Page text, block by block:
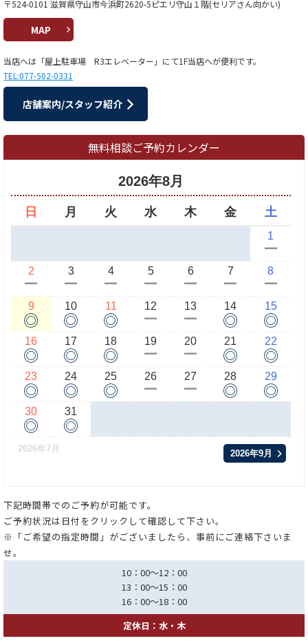
〒524-0101 滋賀県守山市今浜町2620-5ピエリ守山１階(セリアさん向かい)
MAP
当店へは「屋上駐車場 R3エレベーター」にて1F当店へが便利です。
TEL:077-502-0331
店舗案内/スタッフ紹介
無料相談ご予約カレンダー
2026年8月
日 月 火 水 木 金 土
1
ー
2
ー
3
ー
4
ー
5
ー
6
ー
7
ー
8
ー
9
◎
10
◎
11
◎
12
ー
13
ー
14
◎
15
◎
16
◎
17
◎
18
◎
19
ー
20
ー
21
◎
22
◎
23
◎
24
◎
25
◎
26
ー
27
ー
28
◎
29
◎
30
◎
31
◎
2026年7月 2026年9月
下記時間帯でのご予約が可能です。
ご予約状況は日付をクリックして確認して下さい。
※「ご希望の指定時間」がございましたら、事前にご連絡下さいま
せ。
10：00～12：00
13：00～15：00
16：00～18：00
定休日：水・木